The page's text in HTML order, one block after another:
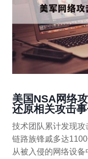
美国NSA网络
还原相关攻击
技术团队累计发现
链路族锋戚多达
从被入侵的网络设